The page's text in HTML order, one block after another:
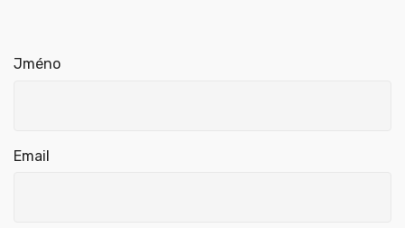
Jméno
Email